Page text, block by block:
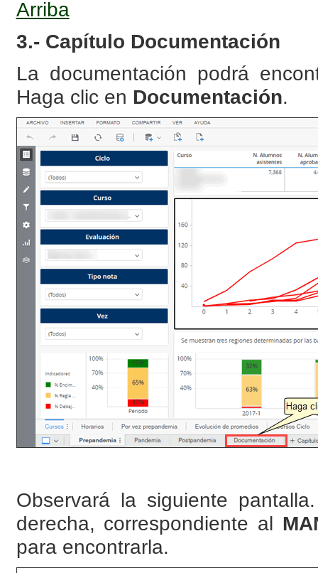
Arriba
3.- Capítulo Documentación
La documentación podrá
Haga clic en Documentación.
Observará la siguiente
derecha, correspondiente al
para encontrarla.